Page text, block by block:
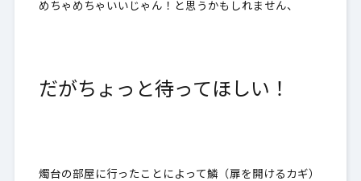
めちゃめちゃいいじゃん！と思うかもしれません、
だがちょっと待ってほしい！
燭台の部屋に行ったことによって鱗（扉を開けるカギ）